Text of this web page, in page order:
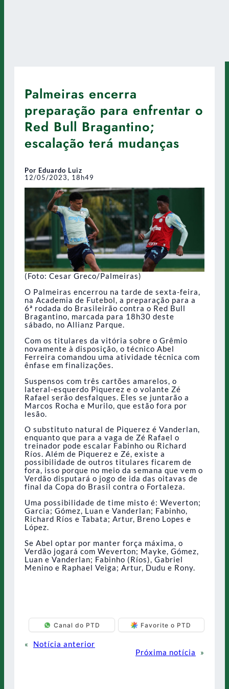
Palmeiras encerra
preparação para enfrentar o
Red Bull Bragantino;
escalação terá mudanças
Por Eduardo Luiz
12/05/2023, 18h49
(Foto: Cesar Greco/Palmeiras)
O Palmeiras encerrou na tarde de sexta-feira,
na Academia de Futebol, a preparação para a
6ª rodada do Brasileirão contra o Red Bull
Bragantino, marcada para 18h30 deste
sábado, no Allianz Parque.
Com os titulares da vitória sobre o Grêmio
novamente à disposição, o técnico Abel
Ferreira comandou uma atividade técnica com
ênfase em finalizações.
Suspensos com três cartões amarelos, o
lateral-esquerdo Piquerez e o volante Zé
Rafael serão desfalques. Eles se juntarão a
Marcos Rocha e Murilo, que estão fora por
lesão.
O substituto natural de Piquerez é Vanderlan,
enquanto que para a vaga de Zé Rafael o
treinador pode escalar Fabinho ou Richard
Ríos. Além de Piquerez e Zé, existe a
possibilidade de outros titulares ficarem de
fora, isso porque no meio da semana que vem o
Verdão disputará o jogo de ida das oitavas de
final da Copa do Brasil contra o Fortaleza.
Uma possibilidade de time misto é: Weverton;
Garcia; Gómez, Luan e Vanderlan; Fabinho,
Richard Ríos e Tabata; Artur, Breno Lopes e
López.
Se Abel optar por manter força máxima, o
Verdão jogará com Weverton; Mayke, Gómez,
Luan e Vanderlan; Fabinho (Ríos), Gabriel
Menino e Raphael Veiga; Artur, Dudu e Rony.
Canal do PTD Favorite o PTD
«
Notícia anterior
Próxima notícia
»